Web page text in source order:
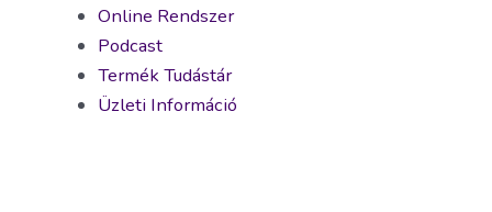
Online Rendszer
Podcast
Termék Tudástár
Üzleti Információ